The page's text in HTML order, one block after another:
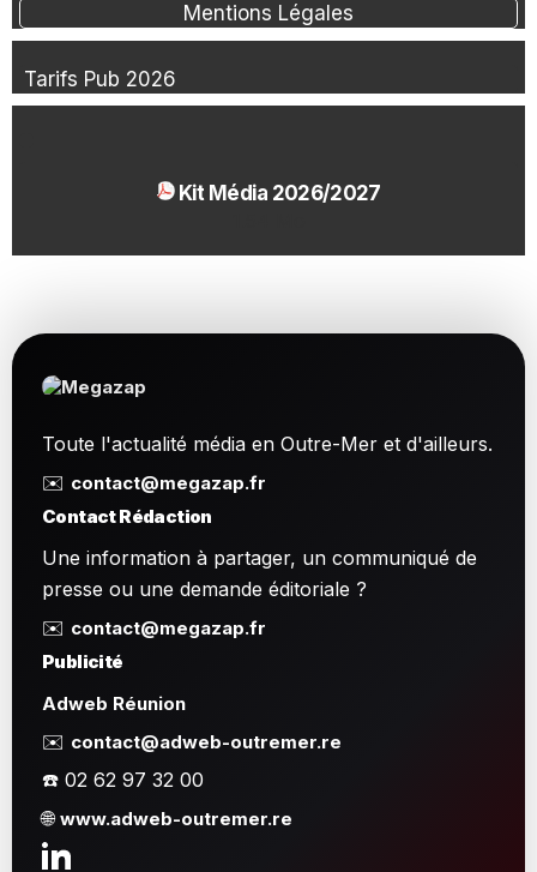
Mentions Légales
Tarifs Pub 2026
Kit Média 2026/2027
Toute l'actualité média en Outre-Mer et d'ailleurs.
✉️ contact@megazap.fr
Contact Rédaction
Une information à partager, un communiqué de
presse ou une demande éditoriale ?
✉️ contact@megazap.fr
Publicité
Adweb Réunion
✉️ contact@adweb-outremer.re
☎️ 02 62 97 32 00
🌐www.adweb-outremer.re